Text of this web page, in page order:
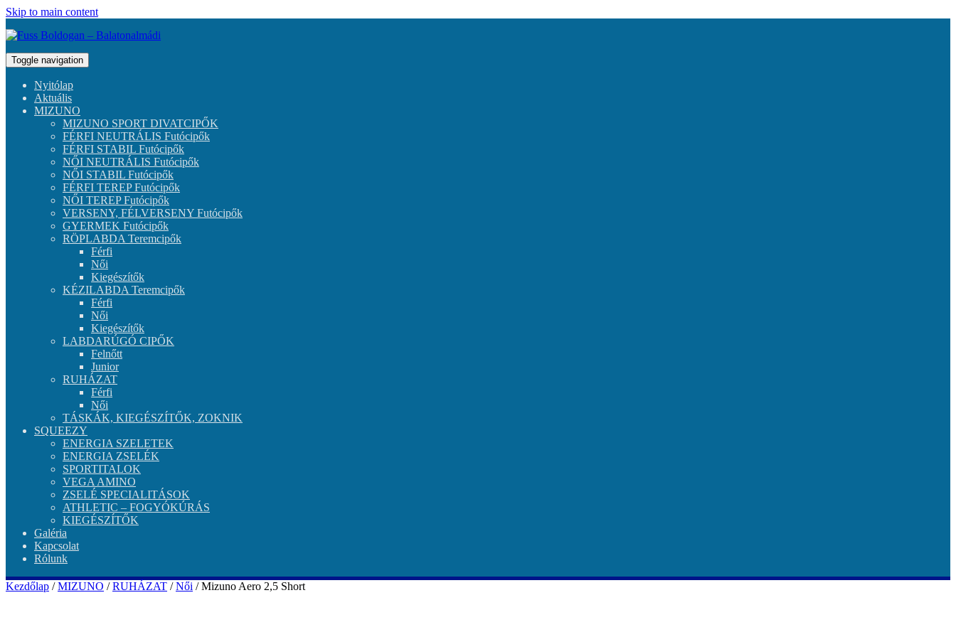
Skip to main content
Toggle navigation
Nyitólap
Aktuális
MIZUNO
MIZUNO SPORT DIVATCIPŐK
FÉRFI NEUTRÁLIS Futócipők
FÉRFI STABIL Futócipők
NŐI NEUTRÁLIS Futócipők
NŐI STABIL Futócipők
FÉRFI TEREP Futócipők
NŐI TEREP Futócipők
VERSENY, FÉLVERSENY Futócipők
GYERMEK Futócipők
RÖPLABDA Teremcipők
Férfi
Női
Kiegészítők
KÉZILABDA Teremcipők
Férfi
Női
Kiegészítők
LABDARÚGÓ CIPŐK
Felnőtt
Junior
RUHÁZAT
Férfi
Női
TÁSKÁK, KIEGÉSZÍTŐK, ZOKNIK
SQUEEZY
ENERGIA SZELETEK
ENERGIA ZSELÉK
SPORTITALOK
VEGA AMINO
ZSELÉ SPECIALITÁSOK
ATHLETIC – FOGYÓKÚRÁS
KIEGÉSZÍTŐK
Galéria
Kapcsolat
Rólunk
Kezdőlap /MIZUNO /RUHÁZAT /Női / Mizuno Aero 2,5 Short